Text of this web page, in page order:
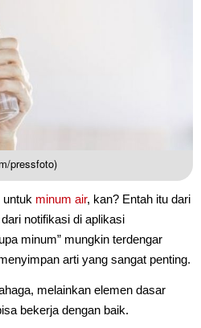
pressfoto)
untuk minum air, kan? Entah itu dari
notifikasi di aplikasi
minum” mungkin terdengar
arti yang sangat penting.
melainkan elemen dasar
bekerja dengan baik.